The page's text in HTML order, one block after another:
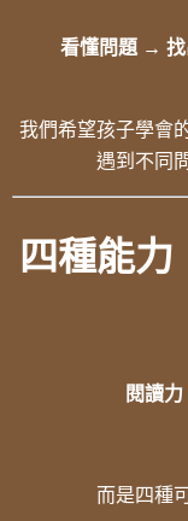
看懂問題 →
我們希望孩子學會
遇到不同
四種能力
閱讀
而是四種